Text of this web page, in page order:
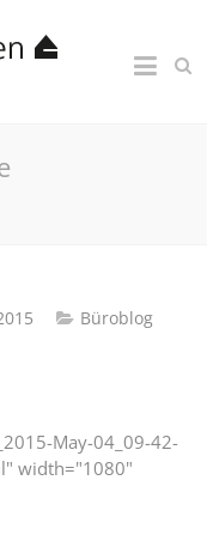
Büroblog
May-04_09-42-
width="1080"